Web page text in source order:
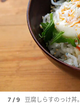
7 / 9 豆腐しらすのっけ丼。